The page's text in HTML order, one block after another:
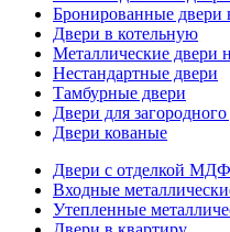
Бронированные двери
Двери в котельную
Металлические двери
Нестандартные двери
Тамбурные двери
Двери для
Двери кованые
Двери с отделкой МДФ
Входные
Утепленные